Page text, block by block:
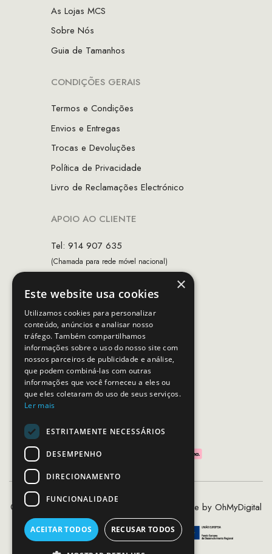
As Lojas MCS
Sobre Nós
Guia de Tamanhos
CONDIÇÕES GERAIS
Termos e Condições
Envios e Entregas
Trocas e Devoluções
Política de Privacidade
Livro de Reclamações Electrónico
APOIO AO CLIENTE
Tel: 914 907 635
(Chamada para rede móvel nacional)
Horário de contacto:
Dias úteis das 10h as 19h
SEGUE-NOS
PAGAMENTOS SEGUROS
©2020 - 2026 MCS - Mob Crew Store | Made by OhMyDigital
×
Este website usa cookies
Utilizamos cookies para personalizar
conteúdo, anúncios e analisar nosso
tráfego. Também compartilhamos
informações sobre o uso do nosso site com
nossos parceiros de publicidade e análise,
que podem combiná-las com outras
informações que você forneceu a eles ou
que eles coletaram do uso de seus serviços.
Ler mais
ESTRITAMENTE NECESSÁRIOS
DESEMPENHO
DIRECIONAMENTO
FUNCIONALIDADE
ACEITAR TODOS RECUSAR TODOS